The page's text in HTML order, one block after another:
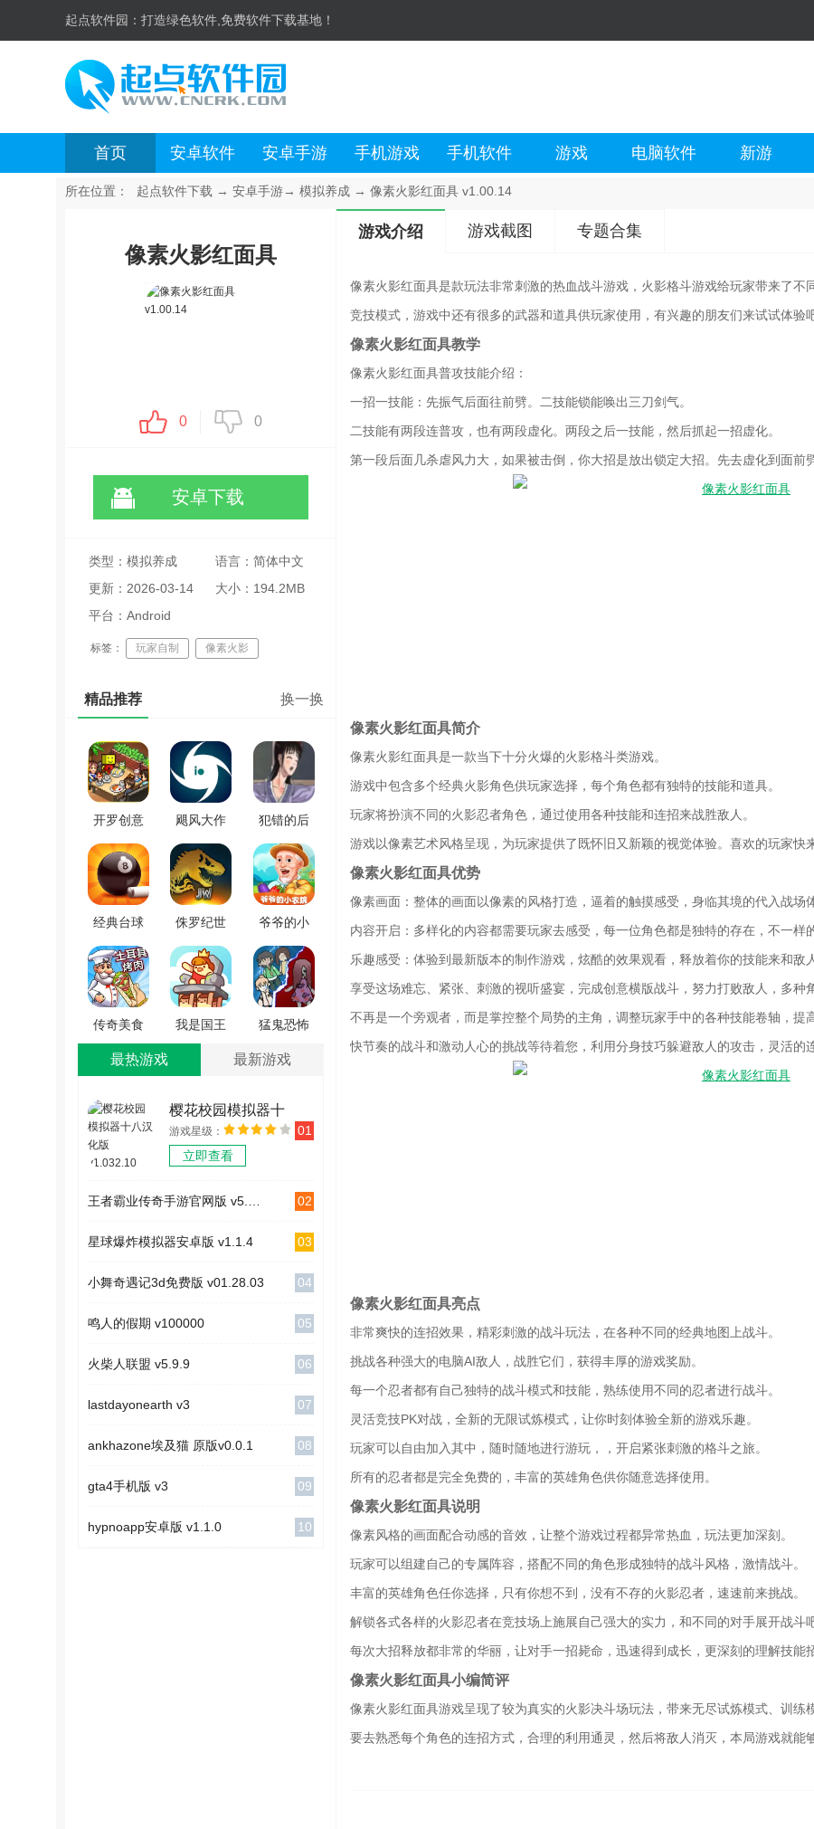
起点软件园： 打造绿色软件,免费软件下载基地！
首页 安卓软件 安卓手游 手机游戏 手机软件 游戏 电脑软件 新游
所在位置： 起点软件下载 → 安卓手游→ 模拟养成 → 像素火影红面具 v1.00.14
像素火影红面具
0 0
安卓下载
类型：模拟养成
语言：简体中文
更新：2026-03-14
11:24:05
大小：194.2MB
平台：Android
标签： 玩家自制 像素火影
像素火影手游合集
精品推荐 换一换
开罗创意
咖啡店物
语游戏正
版 v1.1.3
飓风大作
战手机免
费版
v2.6.1
犯错的后
果安卓免
费版
V1.3.0
经典台球
大师游戏
绿色版
V1.0.12
侏罗纪世
界汉化版
v1.87.6
爷爷的小
农院手机
最新版
V1.1.5
传奇美食
家游戏绿
色版 V1.0
我是国王
手游无广
猛鬼恐怖
最热游戏 最新游戏
樱花校园模拟器十
八汉化版 v1.032.10
游戏星级：
立即查看
01
02
星球爆炸模拟器安卓版 v1.1.4 03
小舞奇遇记3d免费版 v01.28.03 04
鸣人的假期 v100000 05
火柴人联盟 v5.9.9 06
lastdayonearth v3 07
ankhazone埃及猫 原版v0.0.1 08
gta4手机版 v3 09
hypnoapp安卓版 v1.1.0 10
游戏介绍 游戏截图 专题合集
像素火影红面具是款玩法非常刺激的热血战斗游戏，火影格斗游戏给玩家带来了
竞技模式，游戏中还有很多的武器和道具供玩家使用，有兴趣的朋友们来试试体验
像素火影红面具教学
像素火影红面具普攻技能介绍：
一招一技能：先振气后面往前劈。二技能锁能唤出三刀剑气。
二技能有两段连普攻，也有两段虚化。两段之后一技能，然后抓起一招虚化。
第一段后面几杀虐风力大，如果被击倒，你大招是放出锁定大招。先去虚化到面前
像素火影红面具简介
像素火影红面具是一款当下十分火爆的火影格斗类游戏。
游戏中包含多个经典火影角色供玩家选择，每个角色都有独特的技能和道具。
玩家将扮演不同的火影忍者角色，通过使用各种技能和连招来战胜敌人。
游戏以像素艺术风格呈现，为玩家提供了既怀旧又新颖的视觉体验。喜欢的玩家快
像素火影红面具优势
像素画面：整体的画面以像素的风格打造，逼着的触摸感受，身临其境的代入战场
内容开启：多样化的内容都需要玩家去感受，每一位角色都是独特的存在，不一样
乐趣感受：体验到最新版本的制作游戏，炫酷的效果观看，释放着你的技能来和敌
享受这场难忘、紧张、刺激的视听盛宴，完成创意横版战斗，努力打败敌人，多种
不再是一个旁观者，而是掌控整个局势的主角，调整玩家手中的各种技能卷轴，提
快节奏的战斗和激动人心的挑战等待着您，利用分身技巧躲避敌人的攻击，灵活的
像素火影红面具亮点
非常爽快的连招效果，精彩刺激的战斗玩法，在各种不同的经典地图上战斗。
挑战各种强大的电脑AI敌人，战胜它们，获得丰厚的游戏奖励。
每一个忍者都有自己独特的战斗模式和技能，熟练使用不同的忍者进行战斗。
灵活竞技PK对战，全新的无限试炼模式，让你时刻体验全新的游戏乐趣。
玩家可以自由加入其中，随时随地进行游玩，，开启紧张刺激的格斗之旅。
所有的忍者都是完全免费的，丰富的英雄角色供你随意选择使用。
像素火影红面具说明
像素风格的画面配合动感的音效，让整个游戏过程都异常热血，玩法更加深刻。
玩家可以组建自己的专属阵容，搭配不同的角色形成独特的战斗风格，激情战斗。
丰富的英雄角色任你选择，只有你想不到，没有不存的火影忍者，速速前来挑战。
解锁各式各样的火影忍者在竞技场上施展自己强大的实力，和不同的对手展开战斗吧
每次大招释放都非常的华丽，让对手一招毙命，迅速得到成长，更深刻的理解技能
像素火影红面具小编简评
像素火影红面具游戏呈现了较为真实的火影决斗场玩法，带来无尽试炼模式、训
要去熟悉每个角色的连招方式，合理的利用通灵，然后将敌人消灭，本局游戏就能